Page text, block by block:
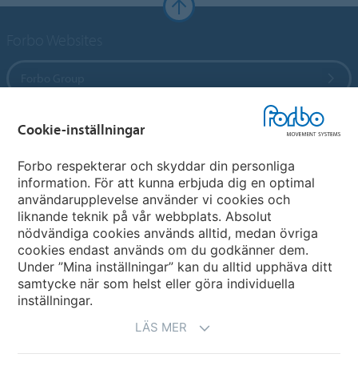
Forbo Flooring Systems
Forbo Movement Systems
Välj ett land
Välj Ert land
Cookie-inställningar
Forbo respekterar och skyddar din personliga
information. För att kunna erbjuda dig en optimal
användarupplevelse använder vi cookies och
liknande teknik på vår webbplats. Absolut
nödvändiga cookies används alltid, medan övriga
cookies endast används om du godkänner dem.
Under ”Mina inställningar” kan du alltid upphäva ditt
samtycke när som helst eller göra individuella
inställningar.
LÄS MER